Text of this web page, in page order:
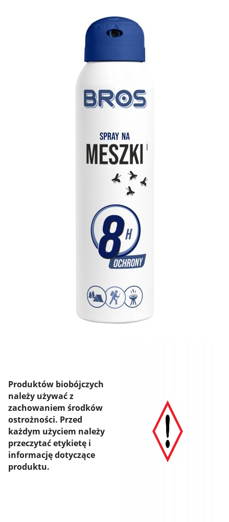
Produktów biobójczych
należy używać z
zachowaniem środków
ostrożności. Przed
każdym użyciem należy
przeczytać etykietę i
informację dotyczące
produktu.